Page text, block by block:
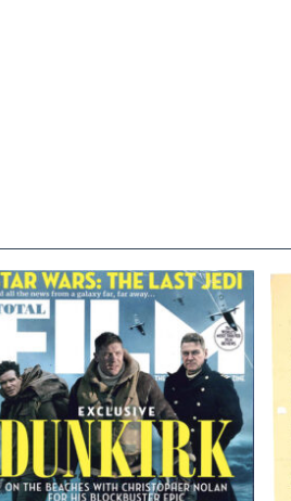
TOTAL FILM #260 – SUMMER
2017